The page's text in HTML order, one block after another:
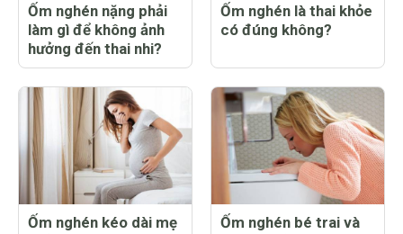
Ốm nghén nặng phải
làm gì để không ảnh
hưởng đến thai nhi?
Ốm nghén là thai khỏe
có đúng không?
Ốm nghén kéo dài mẹ
Ốm nghén bé trai và